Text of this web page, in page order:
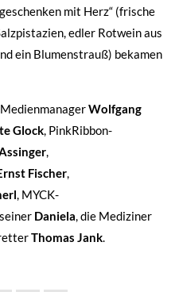
mit Herz“ (frische
edler Rotwein aus
ein Blumenstrauß) bekamen
Wolfgang
Glock, PinkRibbon-
,
Fischer,
, MYCK-
Daniela, die Mediziner
Thomas Jank.